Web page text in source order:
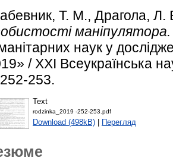
Т. М., Драгола, Л.
маніпулятора.
наук у
/ XXІ Всеукраїнська
253.
Text
rodzinka_2019 -252-253.pdf
Download (498kB) Перегляд